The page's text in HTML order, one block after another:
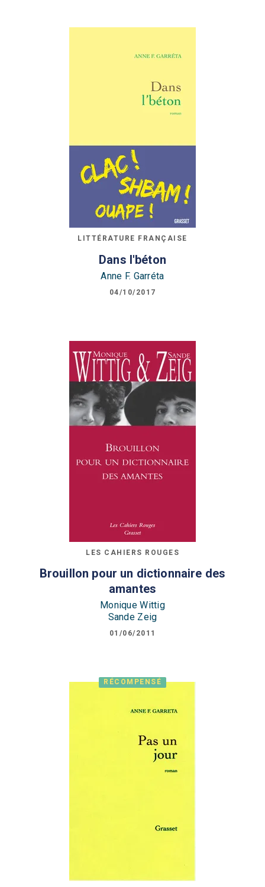
LITTÉRATURE FRANÇAISE
Dans l'béton
Anne F. Garréta
04/10/2017
LES CAHIERS ROUGES
Brouillon pour un dictionnaire des
amantes
Monique Wittig
Sande Zeig
01/06/2011
RÉCOMPENSÉ